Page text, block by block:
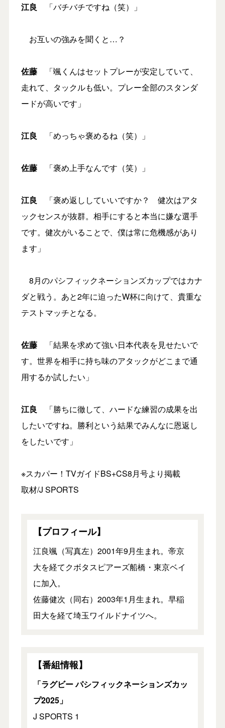
江良 「バチバチですね（笑）」
お互いの強みを聞くと…？
佐藤「颯くんはセットプレーが安定していて、
走れて、タックルも低い。プレー全部のスタンダ
ードが高いです」
江良 「めっちゃ褒めるね（笑）」
佐藤「褒め上手なんです（笑）」
江良 「褒め返ししていいですか？ 健次はアタ
ックセンスが抜群。相手にすると本当に嫌な選手
です。健次がいることで、僕は常に危機感があり
ます」
8月のパシフィックネーションズカップではカナ
ダと戦う。あと2年に迫ったW杯に向けて、貴重な
テストマッチとなる。
佐藤「結果を求めて強い日本代表を見せたいで
す。世界を相手に持ち味のアタックがどこまで通
用するか試したい」
江良 「勝ちに徹して、ハードな練習の成果を出
したいですね。勝利という結果でみんなに恩返し
をしたいです」
※スカパー！TVガイドBS+CS8月号より掲載
取材/J SPORTS
【プロフィール】
江良颯（写真左）2001年9月生まれ。帝京
大を経てクボタスピアーズ船橋・東京ベイ
に加入。
佐藤健次（同右）2003年1月生まれ。早稲
田大を経て埼玉ワイルドナイツへ。
【番組情報】
「ラグビー パシフィックネーションズカッ
プ2025」
J SPORTS 1